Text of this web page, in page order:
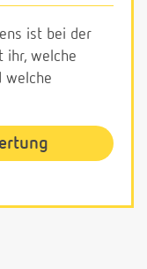
ist bei der
ihr, welche
welche